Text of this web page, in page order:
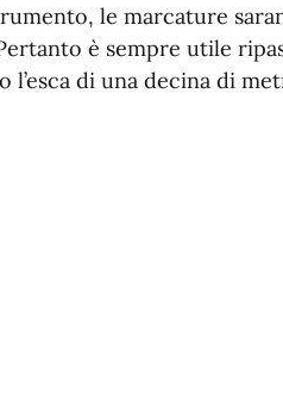
le marcature
è sempre utile
di una decina di